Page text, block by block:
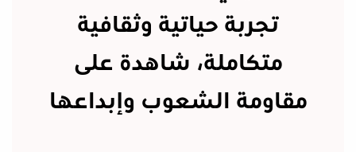
تجربة حياتية وثقافية
متكاملة، شاهدة على
مقاومة الشعوب وإبداعها